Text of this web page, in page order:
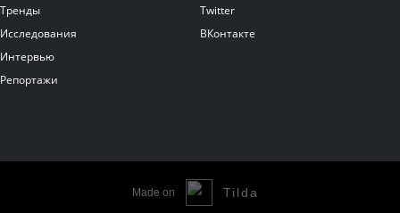
Тренды
Исследования
Интервью
Репортажи
Тwitter
ВКонтакте
Made on Tilda